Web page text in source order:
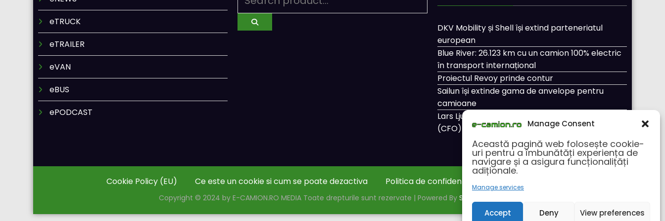
Manage Consent
Această pagină web folosește cookie-
uri pentru a îmbunătăți experiența de
navigare și a asigura funcționalițăți
adiționale.
Manage services
Accept Deny View preferences
eTRUCK
eTRAILER
eVAN
eBUS
ePODCAST
DKV Mobility și Shell își extind parteneriatul
european
Blue River: 26.123 km cu un camion 100% electric
în transport internațional
Proiectul Revoy prinde contur
Sailun își extinde gama de anvelope pentru
camioane
Lars Ljungström a fost numit director general
(CFO) pentru cellcentric
Cookie Policy (EU) Ce este un cookie si cum se poate dezactiva Politica de confidentialitate
Copyright © 2024 by E-CAMION.RO MEDIA Toate drepturile sunt rezervate | Powered By SpiceThemes